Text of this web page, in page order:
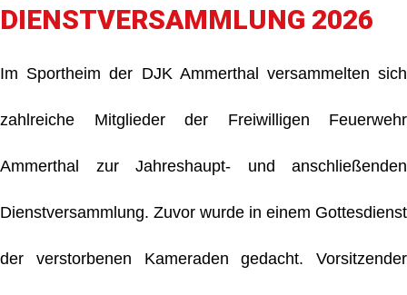
DIENSTVERSAMMLUNG 2026
Im Sportheim der DJK Ammerthal versammelten sich
zahlreiche Mitglieder der Freiwilligen Feuerwehr
Ammerthal zur Jahreshaupt- und anschließenden
Dienstversammlung. Zuvor wurde in einem Gottesdienst
der verstorbenen Kameraden gedacht. Vorsitzender